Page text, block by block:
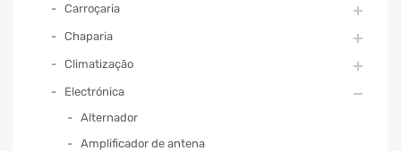
Carroçaria
Chaparia
Climatização
Electrónica
Alternador
Amplificador de antena